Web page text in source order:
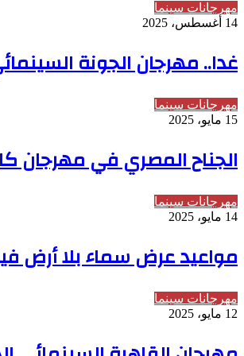
مهرجانات سينما
14 أغسطس، 2025
غدا.. مهرجان الجونة
مهرجانات سينما
15 مايو، 2025
الجناح المصري في
مهرجانات سينما
14 مايو، 2025
مواعيد عرض سماء بلا أرض
مهرجانات سينما
12 مايو، 2025